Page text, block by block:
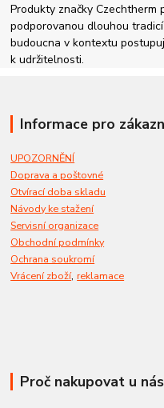
Produkty značky
podporovanou dlouhou
budoucna v kontextu
k udržitelnosti.
Informace pro
UPOZORNĚNÍ
Doprava a poštovné
Otvírací doba skladu
Návody ke stažení
Servisní organizace
Obchodní podmínky
Ochrana soukromí
Vrácení zboží,reklamace
Proč nakupovat u nás